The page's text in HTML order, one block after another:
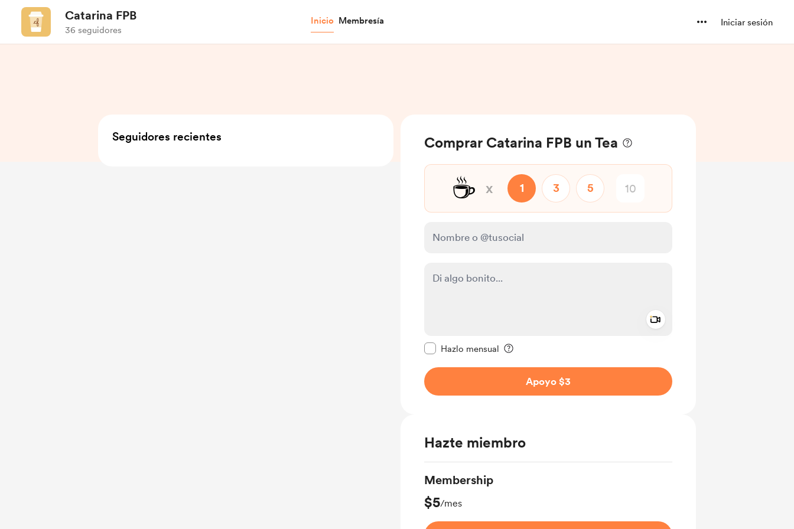
Catarina FPB
36 seguidores
Inicio Membresía Iniciar sesión
Comprar Catarina FPB un Tea
☕ x 1 3 5
Hazlo mensual
Apoyo $3
Hazte miembro
Membership
$5/mes
Seguidores recientes